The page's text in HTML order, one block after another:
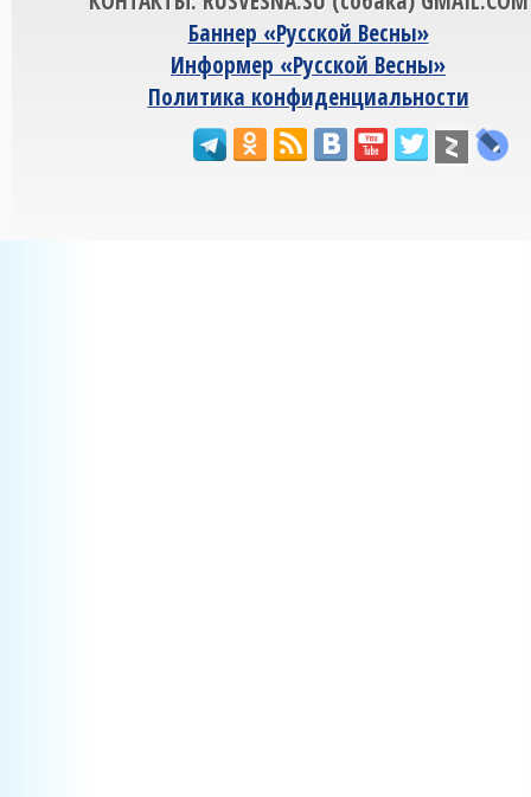
Баннер «Русской Весны»
Информер «Русской Весны»
Политика конфиденциальности